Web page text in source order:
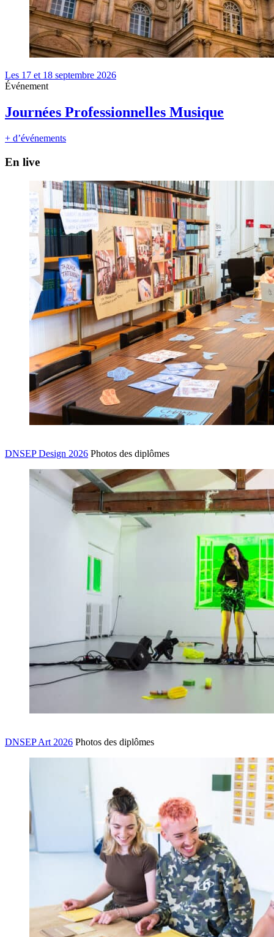
Les 17 et 18 septembre 2026
Événement
Journées Professionnelles Musique
+ d’événements
En live
DNSEP Design 2026 Photos des diplômes
DNSEP Art 2026 Photos des diplômes